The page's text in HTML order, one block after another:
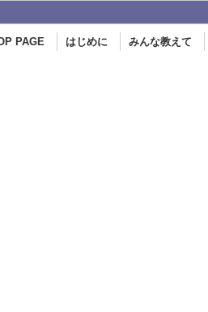
みんな教えて
はじめに
PAGE